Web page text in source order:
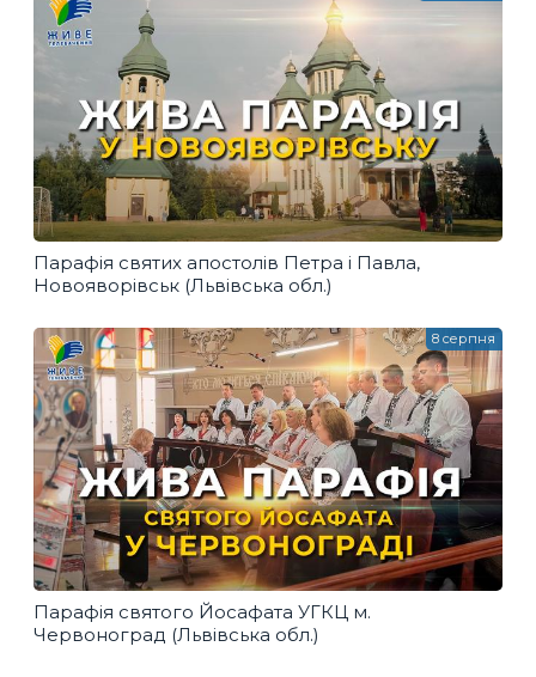
Парафія святих апостолів Петра і Павла,
Новояворівськ (Львівська обл.)
Парафія святого Йосафата УГКЦ м.
Червоноград (Львівська обл.)
8 серпня